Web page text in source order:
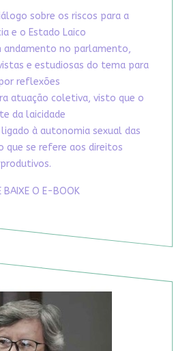
sobre os riscos para a
e o Estado Laico
andamento no parlamento,
e estudiosas do tema para
reflexões
atuação coletiva, visto que o
da laicidade
à autonomia sexual das
que se refere aos direitos
BAIXE O E-BOOK